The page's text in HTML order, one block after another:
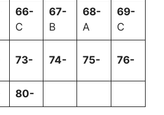
66-
C
67-
B
68-
A
69-
C
73- 74- 75- 76-
80-